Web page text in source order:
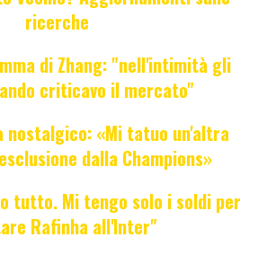
ricerche
di Zhang: "nell'intimità gli
criticavo il mercato"
nostalgico: «Mi tatuo un'altra
dalla Champions»
tutto. Mi tengo solo i soldi per
Rafinha all'Inter"